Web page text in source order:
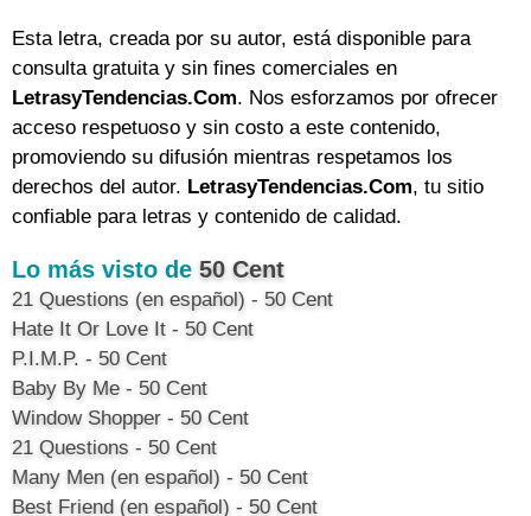
Esta letra, creada por su autor, está disponible para
consulta gratuita y sin fines comerciales en
LetrasyTendencias.Com. Nos esforzamos por ofrecer
acceso respetuoso y sin costo a este contenido,
promoviendo su difusión mientras respetamos los
derechos del autor. LetrasyTendencias.Com, tu sitio
confiable para letras y contenido de calidad.
Lo más visto de 50 Cent
21 Questions (en español) - 50 Cent
Hate It Or Love It - 50 Cent
P.I.M.P. - 50 Cent
Baby By Me - 50 Cent
Window Shopper - 50 Cent
21 Questions - 50 Cent
Many Men (en español) - 50 Cent
Best Friend (en español) - 50 Cent